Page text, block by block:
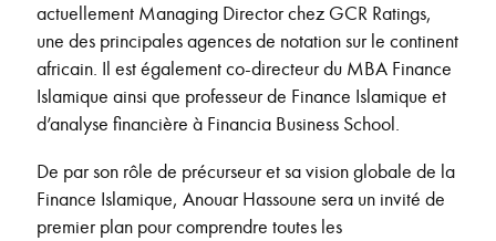
actuellement Managing Director chez GCR Ratings,
une des principales agences de notation sur le continent
africain. Il est également co-directeur du MBA Finance
Islamique ainsi que professeur de Finance Islamique et
d’analyse financière à Financia Business School.
De par son rôle de précurseur et sa vision globale de la
Finance Islamique, Anouar Hassoune sera un invité de
premier plan pour comprendre toutes les